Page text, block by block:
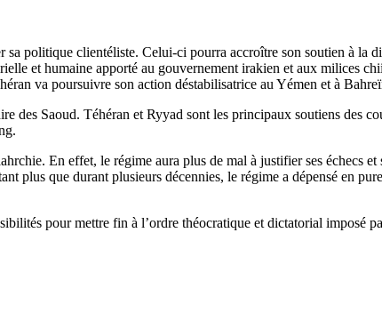
politique clientéliste. Celui-ci pourra accroître son soutien à la
et humaine apporté au gouvernement irakien et aux milices
va poursuivre son action déstabilisatrice au Yémen et à
Saoud. Téhéran et Ryyad sont les principaux soutiens des
En effet, le régime aura plus de mal à justifier ses échecs
plus que durant plusieurs décennies, le régime a dépensé en
pour mettre fin à l’ordre théocratique et dictatorial imposé